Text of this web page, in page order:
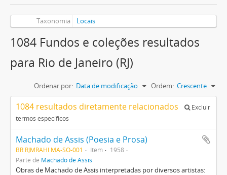
Taxonomia Locais
1084 Fundos e coleções resultados
para Rio de Janeiro (RJ)
Ordenar por: Data de modificação Ordem: Crescente
1084 resultados diretamente relacionados
Excluir
termos específicos
Machado de Assis (Poesia e Prosa)
BR RJMRAHI MA-SO-001 Item
1958
Parte de Machado de Assis
Obras de Machado de Assis interpretadas por diversos artistas: